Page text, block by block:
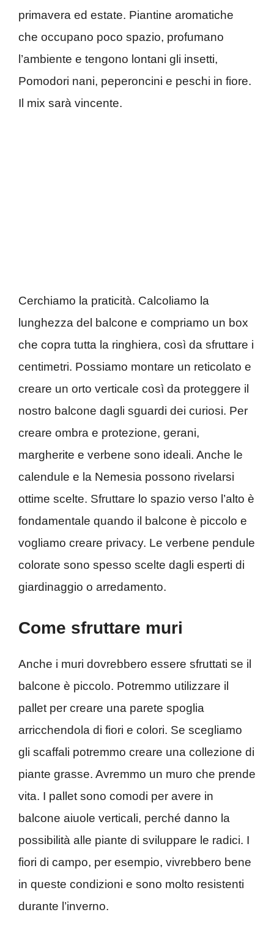
primavera ed estate. Piantine aromatiche
che occupano poco spazio, profumano
l’ambiente e tengono lontani gli insetti,
Pomodori nani, peperoncini e peschi in fiore.
Il mix sarà vincente.
Cerchiamo la praticità. Calcoliamo la
lunghezza del balcone e compriamo un box
che copra tutta la ringhiera, così da sfruttare i
centimetri. Possiamo montare un reticolato e
creare un orto verticale così da proteggere il
nostro balcone dagli sguardi dei curiosi. Per
creare ombra e protezione, gerani,
margherite e verbene sono ideali. Anche le
calendule e la Nemesia possono rivelarsi
ottime scelte. Sfruttare lo spazio verso l’alto è
fondamentale quando il balcone è piccolo e
vogliamo creare privacy. Le verbene pendule
colorate sono spesso scelte dagli esperti di
giardinaggio o arredamento.
Come sfruttare muri
Anche i muri dovrebbero essere sfruttati se il
balcone è piccolo. Potremmo utilizzare il
pallet per creare una parete spoglia
arricchendola di fiori e colori. Se scegliamo
gli scaffali potremmo creare una collezione di
piante grasse. Avremmo un muro che prende
vita. I pallet sono comodi per avere in
balcone aiuole verticali, perché danno la
possibilità alle piante di sviluppare le radici. I
fiori di campo, per esempio, vivrebbero bene
in queste condizioni e sono molto resistenti
durante l’inverno.